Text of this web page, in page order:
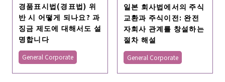
경품표시법(경표법) 위
반 시 어떻게 되나요? 과
징금 제도에 대해서도 설
명합니다
General Corporate
일본 회사법에서의 주식
교환과 주식이전: 완전
자회사 관계를 창설하는
절차 해설
General Corporate